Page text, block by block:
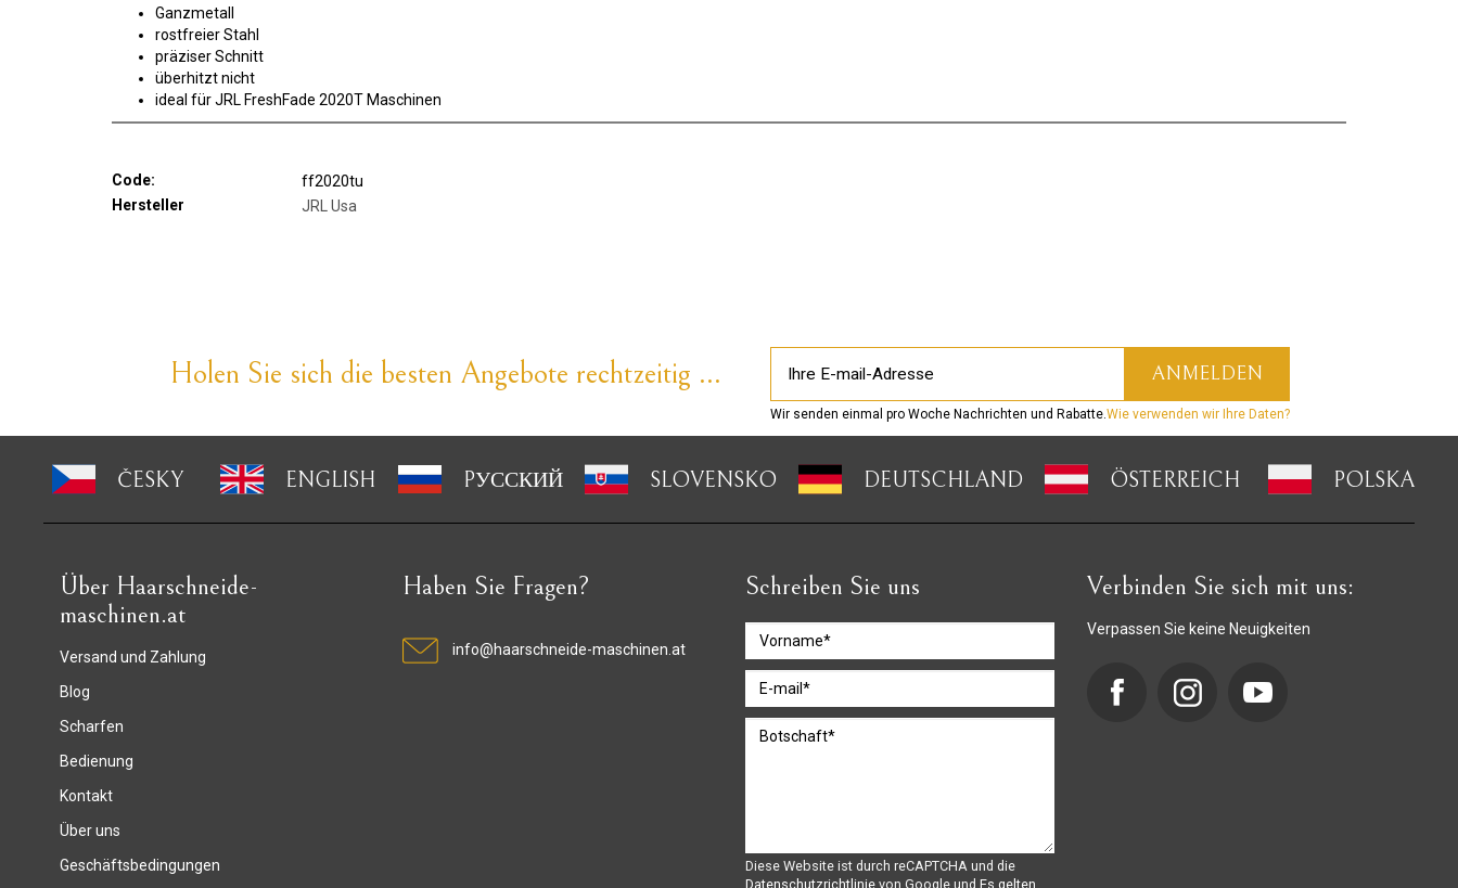
Ganzmetall
rostfreier Stahl
präziser Schnitt
überhitzt nicht
ideal für JRL FreshFade 2020T Maschinen
Code:
ff2020tu
Hersteller
JRL Usa
Holen Sie sich die besten Angebote rechtzeitig ...
Wir senden einmal pro Woche Nachrichten und Rabatte.Wie verwenden wir Ihre Daten?
ČESKY ENGLISH PУССКИЙ SLOVENSKO DEUTSCHLAND ÖSTERREICH POLSKA
Über Haarschneide-
maschinen.at
Versand und Zahlung
Blog
Scharfen
Bedienung
Kontakt
Über uns
Geschäftsbedingungen
Haben Sie Fragen?
info@haarschneide-maschinen.at
Schreiben Sie uns
Diese Website ist durch reCAPTCHA und die
Datenschutzrichtlinie von Google und Es gelten
Verbinden Sie sich mit uns:
Verpassen Sie keine Neuigkeiten